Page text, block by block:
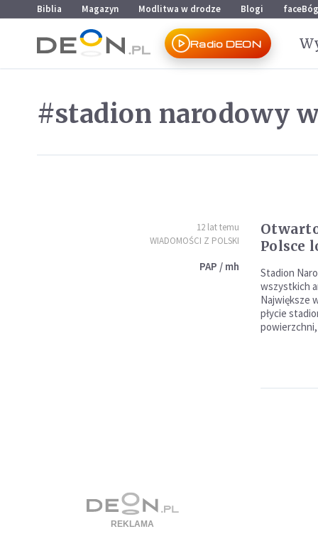
Przejdź do menu głównego
Przejdź do treści
Biblia Magazyn Modlitwa w drodze Blogi faceBóg
Radio DEON
#stadion narodowy
12 lat temu
WIADOMOŚCI Z POLSKI
PAP / mh
Polsce
Stadion
wszystkich
Największe
płycie
powierzchni,